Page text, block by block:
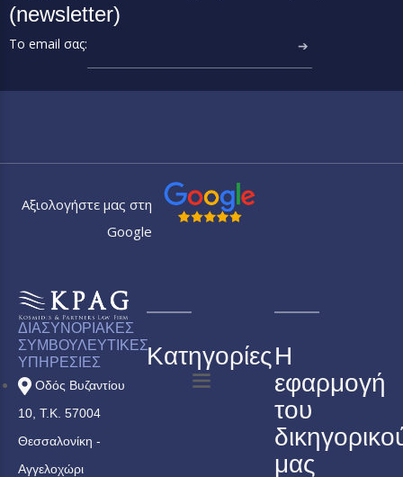
(newsletter)
Το email σας: ➔
Αξιολογήστε μας στη
Google
ΔΙΑΣΥΝΟΡΙΑΚΕΣ
ΣΥΜΒΟΥΛΕΥΤΙΚΕΣ
ΥΠΗΡΕΣΙΕΣ
Οδός Βυζαντίου
10, Τ.Κ. 57004
Θεσσαλονίκη -
Αγγελοχώρι
ΚατηγορίεςΗ
εφαρμογή
του
μας